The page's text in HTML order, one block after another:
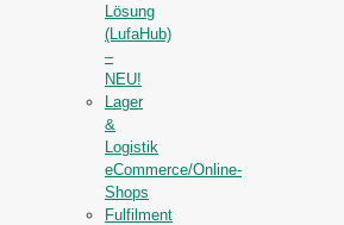
Lösung
(LufaHub)
–
NEU!
Lager
&
Logistik
eCommerce/Online-
Shops
Fulfilment